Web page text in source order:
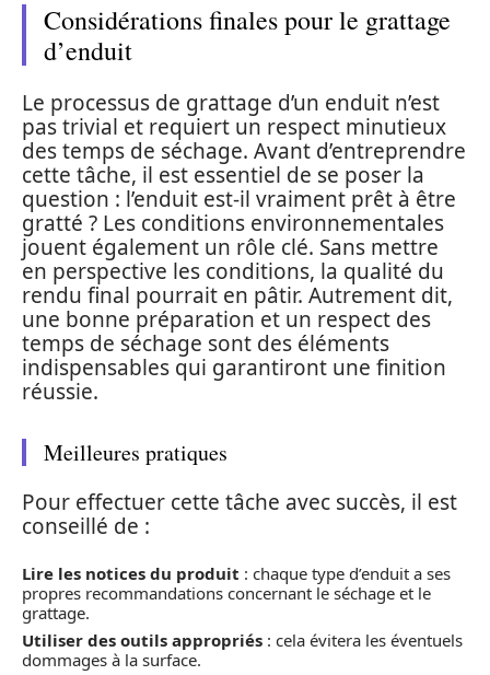
Considérations finales pour le grattage
d’enduit
Le processus de grattage d’un enduit n’est
pas trivial et requiert un respect minutieux
des temps de séchage. Avant d’entreprendre
cette tâche, il est essentiel de se poser la
question : l’enduit est-il vraiment prêt à être
gratté ? Les conditions environnementales
jouent également un rôle clé. Sans mettre
en perspective les conditions, la qualité du
rendu final pourrait en pâtir. Autrement dit,
une bonne préparation et un respect des
temps de séchage sont des éléments
indispensables qui garantiront une finition
réussie.
Meilleures pratiques
Pour effectuer cette tâche avec succès, il est
conseillé de :
Lire les notices du produit : chaque type d’enduit a ses
propres recommandations concernant le séchage et le
grattage.
Utiliser des outils appropriés : cela évitera les éventuels
dommages à la surface.